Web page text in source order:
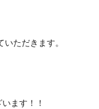
ただきます。
ます！！